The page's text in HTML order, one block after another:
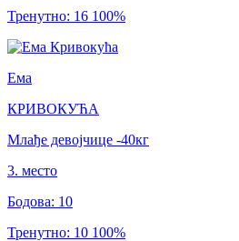
Тренутно: 16 100%
Ема
КРИВОКУЋА
Млађе девојчице -40кг
3. место
Бодова: 10
Тренутно: 10 100%